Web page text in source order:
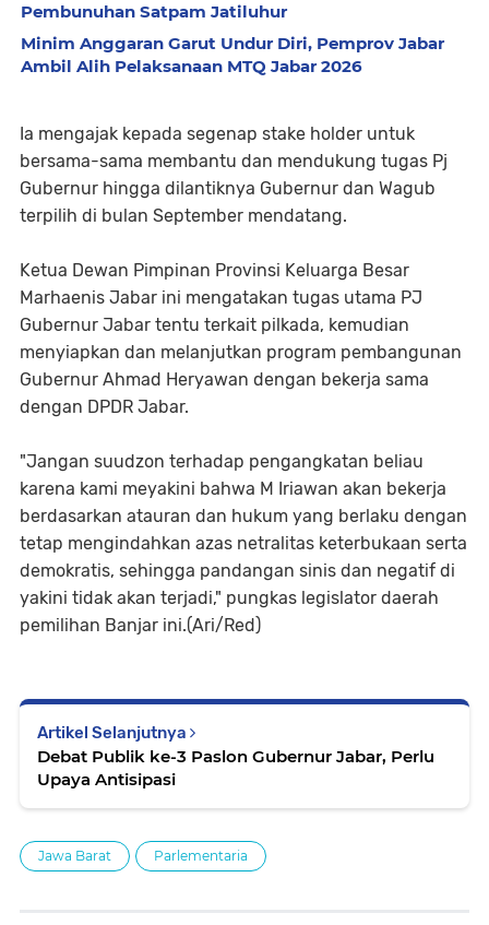
Pembunuhan Satpam Jatiluhur
Minim Anggaran Garut Undur Diri, Pemprov Jabar
Ambil Alih Pelaksanaan MTQ Jabar 2026
Ia mengajak kepada segenap stake holder untuk
bersama-sama membantu dan mendukung tugas Pj
Gubernur hingga dilantiknya Gubernur dan Wagub
terpilih di bulan September mendatang.
Ketua Dewan Pimpinan Provinsi Keluarga Besar
Marhaenis Jabar ini mengatakan tugas utama PJ
Gubernur Jabar tentu terkait pilkada, kemudian
menyiapkan dan melanjutkan program pembangunan
Gubernur Ahmad Heryawan dengan bekerja sama
dengan DPDR Jabar.
"Jangan suudzon terhadap pengangkatan beliau
karena kami meyakini bahwa M Iriawan akan bekerja
berdasarkan atauran dan hukum yang berlaku dengan
tetap mengindahkan azas netralitas keterbukaan serta
demokratis, sehingga pandangan sinis dan negatif di
yakini tidak akan terjadi," pungkas legislator daerah
pemilihan Banjar ini.(Ari/Red)
Artikel Selanjutnya
Debat Publik ke-3 Paslon Gubernur Jabar, Perlu
Upaya Antisipasi
Jawa Barat Parlementaria